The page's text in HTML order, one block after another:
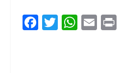
F
ac
T
w
W
h
E
m